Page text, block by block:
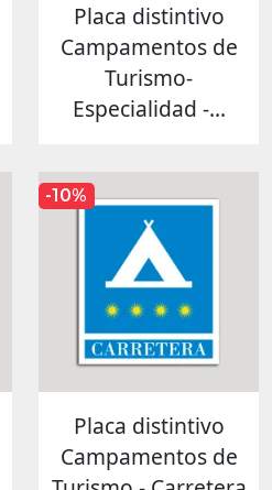
Placa distintivo
Campamentos de
Turismo-
Especialidad -...
Placa distintivo
Campamentos de
-10%